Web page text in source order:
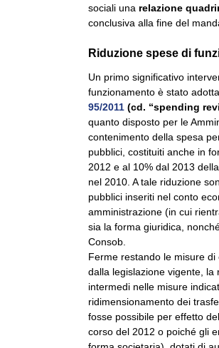
sociali una relazione
conclusiva alla fine del
Riduzione spese di
Un primo significativo
funzionamento è stato
95/2011 (cd. “spending
quanto disposto per le
contenimento della spesa
pubblici, costituiti anche in
2012 e al 10% dal 2013
nel 2010. A tale riduzione
pubblici inseriti nel conto
amministrazione (in cui
sia la forma giuridica,
Consob.
Ferme restando le misure
dalla legislazione vigente,
intermedi nelle misure
ridimensionamento dei
fosse possibile per effetto
corso del 2012 o poiché gli